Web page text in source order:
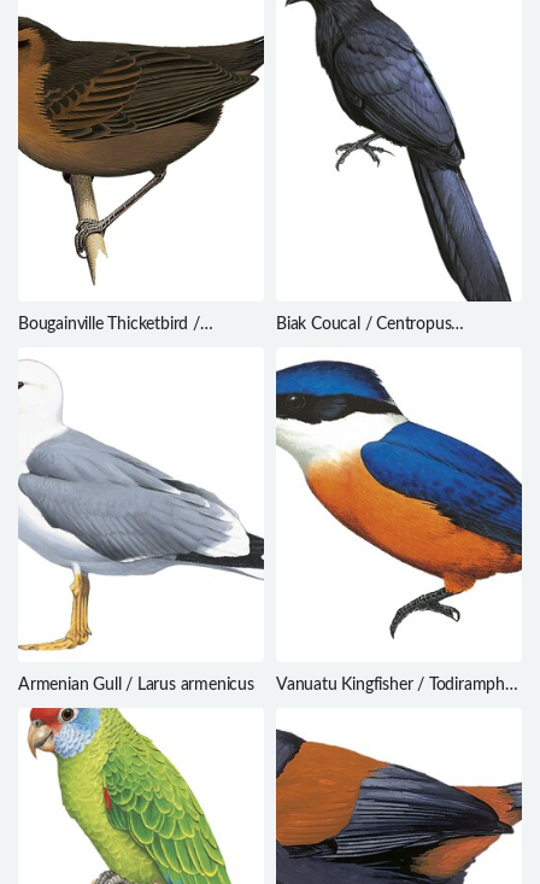
Bougainville Thicketbird /
Biak Coucal / Centropus
Armenian Gull / Larus armenicus
Vanuatu Kingfisher / Todiramphus